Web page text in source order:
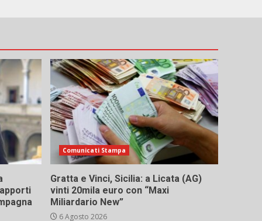
Comunicati Stampa
Gratta e Vinci, Sicilia: a Licata (AG)
vinti 20mila euro con “Maxi
Miliardario New”
6 Agosto 2026